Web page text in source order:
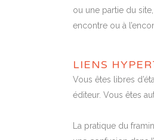
ou une partie du
encontre ou à
LIENS
Vous êtes libres
éditeur. Vous êtes
La pratique du